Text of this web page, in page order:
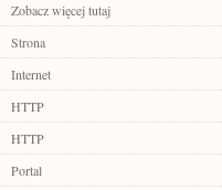
Zobacz więcej tutaj
Strona
Internet
HTTP
HTTP
Portal